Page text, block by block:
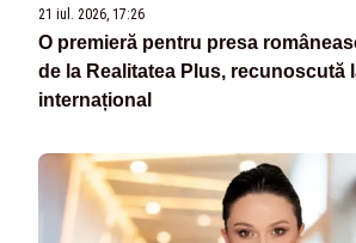
21 iul. 2026, 17:26
O premieră pentru presa
de la Realitatea Plus, recunoscută
internațional